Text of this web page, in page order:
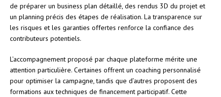
de préparer un business plan détaillé, des rendus 3D du projet et
un planning précis des étapes de réalisation. La transparence sur
les risques et les garanties offertes renforce la confiance des
contributeurs potentiels.
L’accompagnement proposé par chaque plateforme mérite une
attention particulière. Certaines offrent un coaching personnalisé
pour optimiser la campagne, tandis que d’autres proposent des
formations aux techniques de financement participatif. Cette